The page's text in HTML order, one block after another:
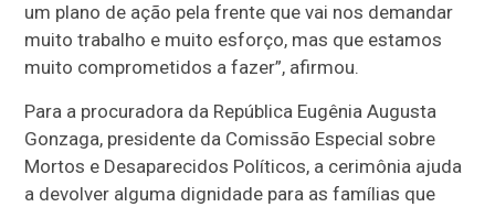
um plano de ação pela frente que vai nos demandar
muito trabalho e muito esforço, mas que estamos
muito comprometidos a fazer”, afirmou.
Para a procuradora da República Eugênia Augusta
Gonzaga, presidente da Comissão Especial sobre
Mortos e Desaparecidos Políticos, a cerimônia ajuda
a devolver alguma dignidade para as famílias que